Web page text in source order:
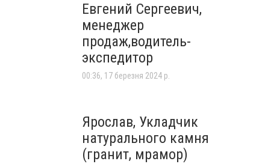
Евгений Сергеевич,
менеджер
продаж,водитель-
экспедитор
00:36, 17 березня 2024 р.
Ярослав, Укладчик
натурального камня
(гранит, мрамор)